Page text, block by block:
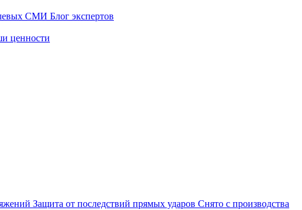
СМИ Блог экспертов
ценности
Защита от последствий прямых ударов Снято с производства